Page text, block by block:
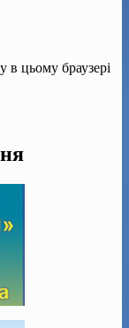
в цьому браузері